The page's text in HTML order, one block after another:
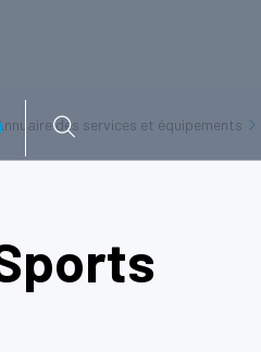
des services et équipements